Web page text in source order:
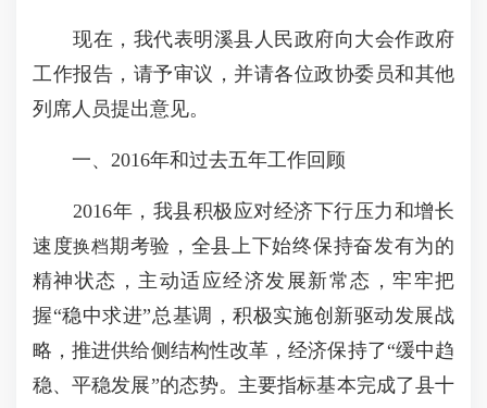
现在，我代表明溪县人民政府向大会作政府
工作报告，请予审议，并请各位政协委员和其他
列席人员提出意见。
一、2016年和过去五年工作回顾
2016年，我县积极应对经济下行压力和增长
速度换档期考验，全县上下始终保持奋发有为的
精神状态，主动适应经济发展新常态，牢牢把
握“稳中求进”总基调，积极实施创新驱动发展战
略，推进供给侧结构性改革，经济保持了“缓中趋
稳、平稳发展”的态势。主要指标基本完成了县十